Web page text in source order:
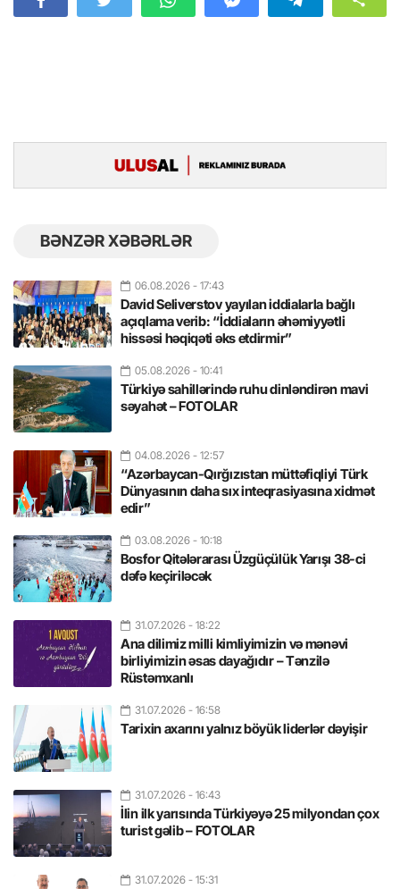
BƏNZƏR XƏBƏRLƏR
06.08.2026 - 17:43
David Seliverstov yayılan iddialarla bağlı
açıqlama verib: “İddiaların əhəmiyyətli
hissəsi həqiqəti əks etdirmir”
05.08.2026 - 10:41
Türkiyə sahillərində ruhu dinləndirən mavi
səyahət – FOTOLAR
04.08.2026 - 12:57
“Azərbaycan-Qırğızıstan müttəfiqliyi Türk
Dünyasının daha sıx inteqrasiyasına xidmət
edir”
03.08.2026 - 10:18
Bosfor Qitələrarası Üzgüçülük Yarışı 38-ci
dəfə keçiriləcək
31.07.2026 - 18:22
Ana dilimiz milli kimliyimizin və mənəvi
birliyimizin əsas dayağıdır – Tənzilə
Rüstəmxanlı
31.07.2026 - 16:58
Tarixin axarını yalnız böyük liderlər dəyişir
31.07.2026 - 16:43
İlin ilk yarısında Türkiyəyə 25 milyondan çox
turist gəlib – FOTOLAR
31.07.2026 - 15:31